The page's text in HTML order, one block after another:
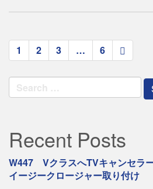
paging-
navigation
1 2 3 … 6
Search
for:
Recent Posts
W447 VクラスへTVキャンセ
イージークロージャー取り付け